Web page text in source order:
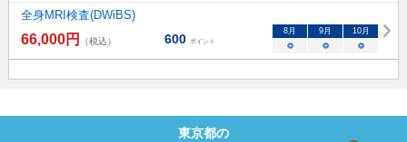
全身MRI検査(DWiBS)
66,000円 （税込） 600 ポイント
8月 9月 10月
○ ○ ○
東京都の